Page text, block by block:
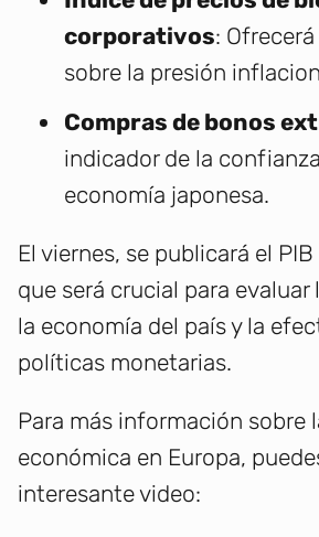
corporativos:
sobre la presión
Compras de bonos
indicador de la
economía japonesa.
El viernes, se publicará el
que será crucial para
la economía del país y la
políticas monetarias.
Para más información sobre
económica en Europa,
interesante video: